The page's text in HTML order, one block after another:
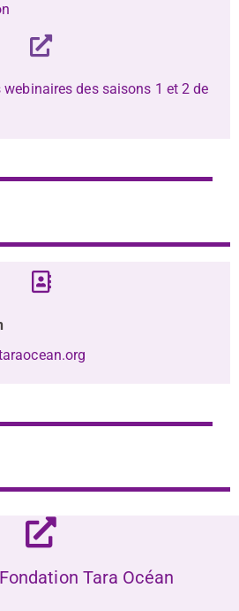
des saisons 1 et 2 de
Tara Océan